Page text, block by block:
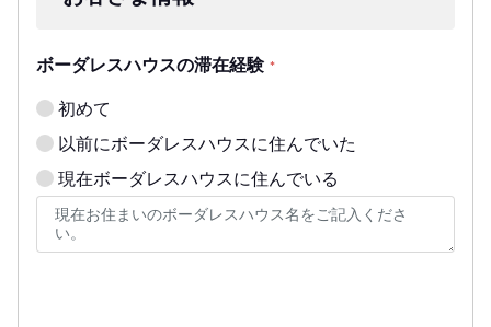
ボーダレスハウスの滞在経験 *
初めて
以前にボーダレスハウスに住んでいた
現在ボーダレスハウスに住んでいる